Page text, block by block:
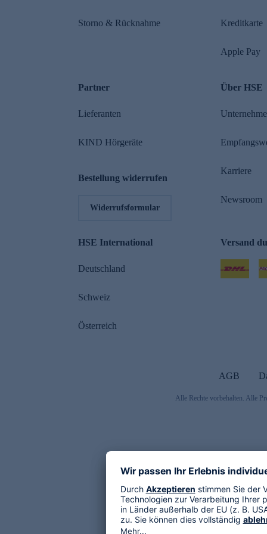
Storno & Rücknahme Kreditkarte
Apple Pay
Partner
Lieferanten
KIND Hörgeräte
Bestellung widerrufen
Widerrufsformular
Über HSE
Karriere
Newsroom
HSE International
Deutschland
Schweiz
Österreich
Versand
AGB
Alle Rechte vorbehalten. Alle